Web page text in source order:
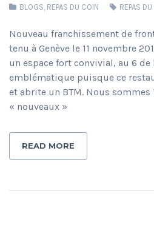
BLOGS, REPAS DU COIN REPAS
Nouveau franchissement de
tenu à Genève le 11 novembre
un espace fort convivial, au 6
emblématique puisque ce
et abrite un BTM. Nous sommes
« nouveaux »
READ MORE